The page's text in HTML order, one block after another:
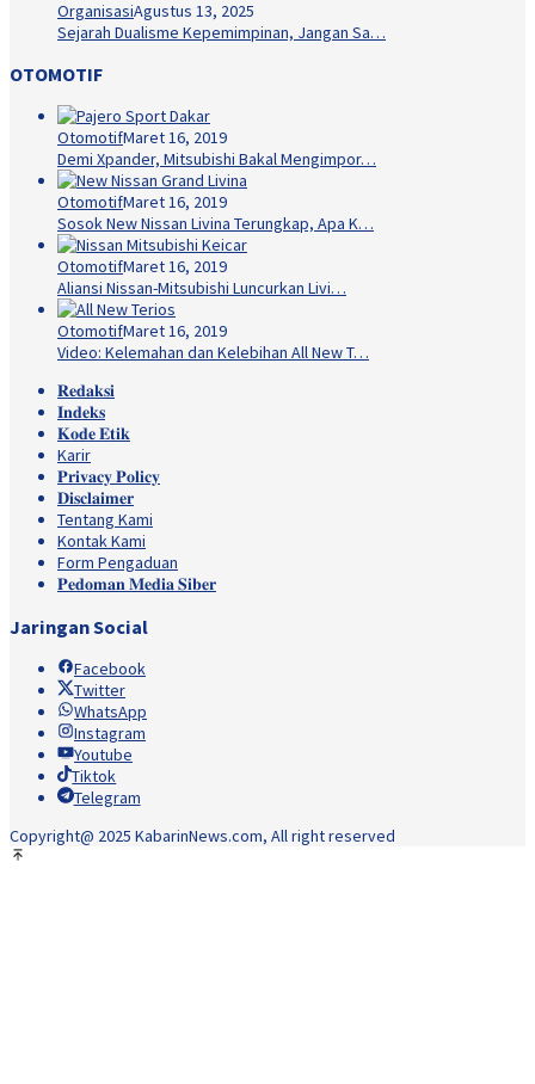
OrganisasiAgustus 13, 2025
Sejarah Dualisme Kepemimpinan, Jangan Sa…
OTOMOTIF
OtomotifMaret 16, 2019
Demi Xpander, Mitsubishi Bakal Mengimpor…
OtomotifMaret 16, 2019
Sosok New Nissan Livina Terungkap, Apa K…
OtomotifMaret 16, 2019
Aliansi Nissan-Mitsubishi Luncurkan Livi…
OtomotifMaret 16, 2019
Video: Kelemahan dan Kelebihan All New T…
𝐑𝐞𝐝𝐚𝐤𝐬𝐢
𝐈𝐧𝐝𝐞𝐤𝐬
𝐊𝐨𝐝𝐞 𝐄𝐭𝐢𝐤
Karir
𝐏𝐫𝐢𝐯𝐚𝐜𝐲 𝐏𝐨𝐥𝐢𝐜𝐲
𝐃𝐢𝐬𝐜𝐥𝐚𝐢𝐦𝐞𝐫
Tentang Kami
Kontak Kami
Form Pengaduan
𝐏𝐞𝐝𝐨𝐦𝐚𝐧 𝐌𝐞𝐝𝐢𝐚 𝐒𝐢𝐛𝐞𝐫
Jaringan Social
Facebook
Twitter
WhatsApp
Instagram
Youtube
Tiktok
Telegram
Copyright@ 2025 KabarinNews.com, All right reserved